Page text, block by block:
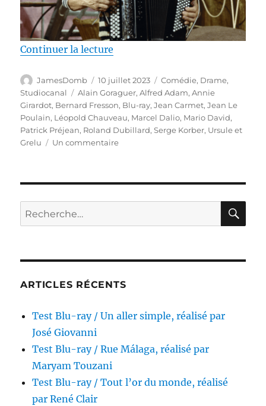
Continuer la lecture
Auteur
JamesDomb
Publié
le
10 juillet 2023 Catégories
Comédie, Drame,
Studiocanal
Étiquettes
Alain Goraguer,Alfred Adam,Annie
Girardot, Bernard Fresson, Blu-ray,Jean Carmet,Jean Le
Poulain, Léopold Chauveau, Marcel Dalio, Mario David,
Patrick Préjean, Roland Dubillard,Serge Korber, Ursule et
Grelu
Un commentairesur
Ursule
Grelu,
Korber
Recherche
pour :
ARTICLES RÉCENTS
Test Blu-ray / Un aller simple, réalisé par
José Giovanni
Test Blu-ray / Rue Málaga, réalisé par
Maryam Touzani
Test Blu-ray / Tout l’or du monde, réalisé
par René Clair